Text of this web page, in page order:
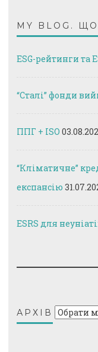
MY BLOG.
ESG-рейтинги та
“Сталі” фонди
ППГ + ISO
“Кліматичне”
експансію
ESRS для
АРХІВ Архів